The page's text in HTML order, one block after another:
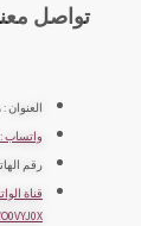
تواصل
واتساب : 0553903373
رقم الهاتف :
قناة